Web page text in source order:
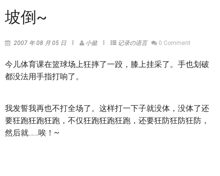
坡倒~
2007 年 08 月 05 日 小懿 记录の语言 0 Comment
今儿体育课在篮球场上狂摔了一跤，膝上挂采了。手也划破
都没法用手指打响了。
我发誓我再也不打全场了。这样打一下子就没体，没体了还
要狂跑狂跑狂跑，不仅狂跑狂跑狂跑，还要狂防狂防狂防，
然后就……唉！~